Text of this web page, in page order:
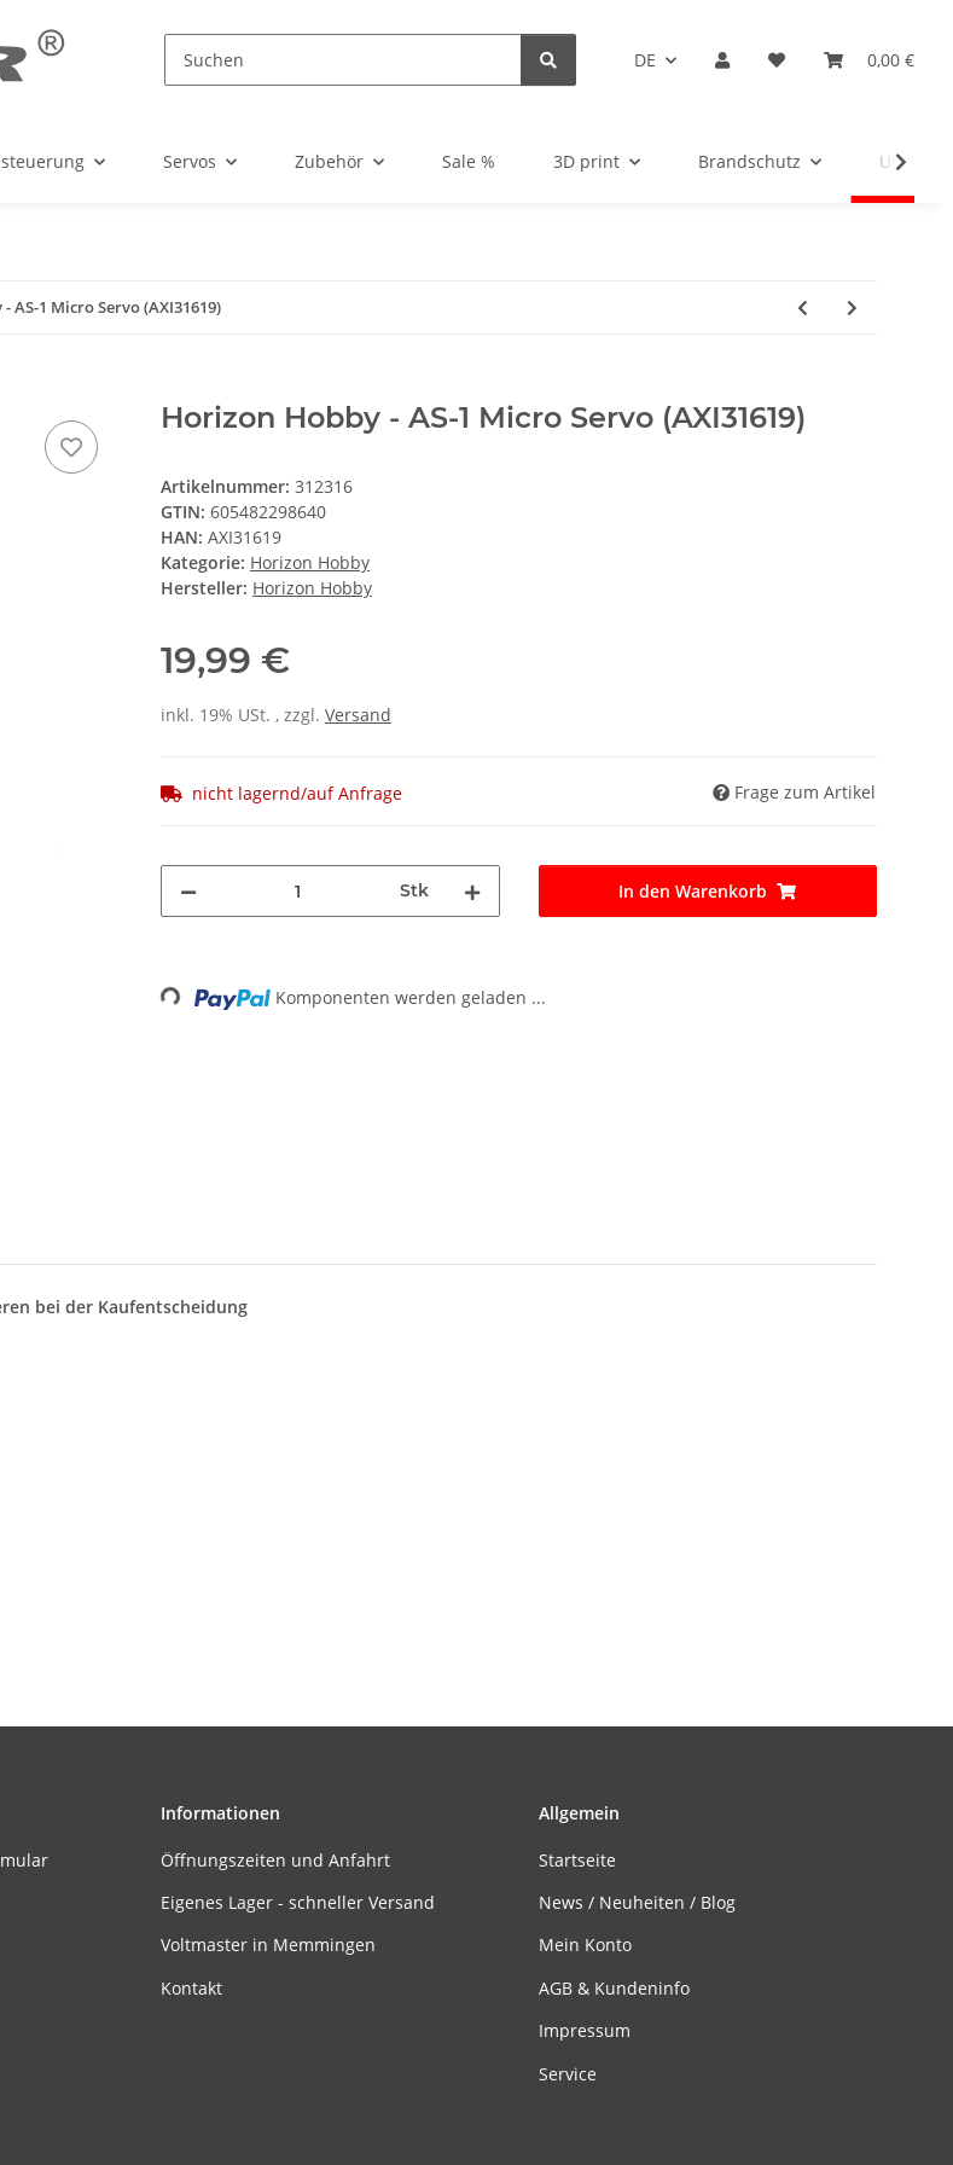
DE 0,00 €
Servos Zubehör Sale % 3D print Brandschutz
AS-1 Micro Servo (AXI31619)
Horizon Hobby - AS-1 Micro Servo (AXI31619)
Artikelnummer: 312316
GTIN: 605482298640
HAN: AXI31619
Kategorie: Horizon Hobby
Hersteller: Horizon Hobby
19,99 €
inkl. 19% USt. , zzgl. Versand
nicht lagernd/auf Anfrage Frage zum Artikel
Stk In den Warenkorb
Loading... Komponenten werden geladen ...
bei der Kaufentscheidung
Informationen
Öffnungszeiten und Anfahrt
Eigenes Lager - schneller Versand
Voltmaster in Memmingen
Kontakt
Allgemein
Startseite
News / Neuheiten / Blog
Mein Konto
AGB & Kundeninfo
Impressum
Service